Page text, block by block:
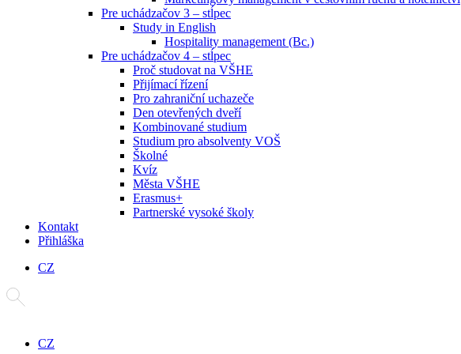
Pre uchádzačov 3 – stĺpec
Study in English
Hospitality management (Bc.)
Pre uchádzačov 4 – stĺpec
Proč studovat na VŠHE
Přijímací řízení
Pro zahraniční uchazeče
Den otevřených dveří
Kombinované studium
Studium pro absolventy VOŠ
Školné
Kvíz
Města VŠHE
Erasmus+
Partnerské vysoké školy
Kontakt
Přihláška
CZ
CZ